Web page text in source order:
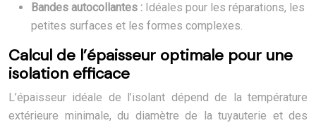
Bandes autocollantes : Idéales pour les réparations, les
petites surfaces et les formes complexes.
Calcul de l’épaisseur optimale pour une
isolation efficace
L’épaisseur idéale de l’isolant dépend de la température
extérieure minimale, du diamètre de la tuyauterie et des